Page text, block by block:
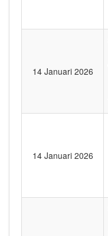
14 Januari 2026
14 Januari 2026